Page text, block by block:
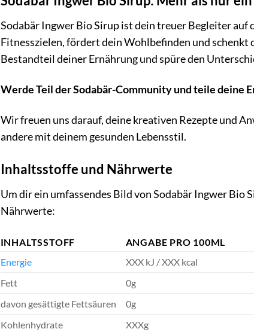
Sodabär Ingwer Bio Sirup ist dein treuer Begleiter auf
Fitnesszielen, fördert dein Wohlbefinden und schenkt
Bestandteil deiner Ernährung und spüre den
Werde Teil der Sodabär-Community und teile deine
Wir freuen uns darauf, deine kreativen Rezepte und
andere mit deinem gesunden Lebensstil.
Inhaltsstoffe und Nährwerte
Um dir ein umfassendes Bild von Sodabär Ingwer
Nährwerte:
INHALTSSTOFF
ANGABE PRO 100ML
Energie
XXX kJ / XXX kcal
Fett
0g
davon gesättigte Fettsäuren
0g
Kohlenhydrate
XXXg